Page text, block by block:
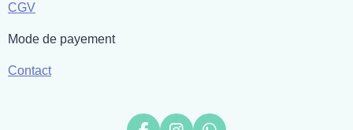
CGV
Mode de payement
Contact